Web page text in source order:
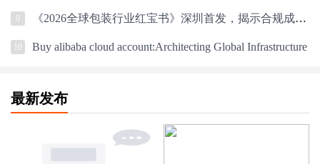
9 《2026全球包装行业红宝书》深圳首发，揭示合规成竞争新分水岭
Buy alibaba cloud account:Architecting Global Infrastructure
最新发布